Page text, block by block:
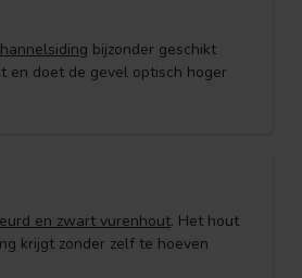
bijzonder geschikt
en doet de gevel optisch hoger
en zwart vurenhout. Het hout
krijgt zonder zelf te hoeven